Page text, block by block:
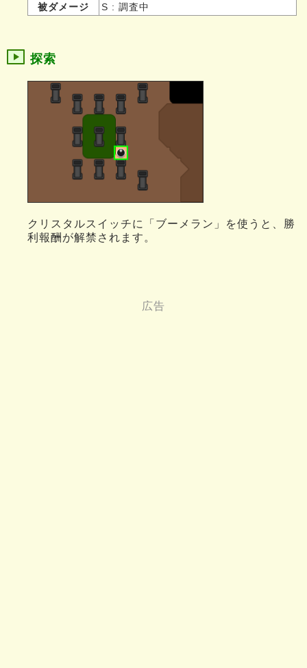
被ダメージ
S : 調査中
探索
クリスタルスイッチに「ブーメラン」を使うと、勝
利報酬が解禁されます。